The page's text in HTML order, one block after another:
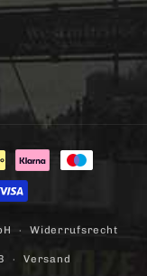
Widerrufsrecht
Versand